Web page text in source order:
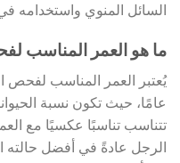
السائل المنوي واستخدامه
ما هو العمر المناسب
عامًا، حيث تكون نسبة
تتناسب تناسبًا عكسيًا مع
الرجل عادةً في أفضل